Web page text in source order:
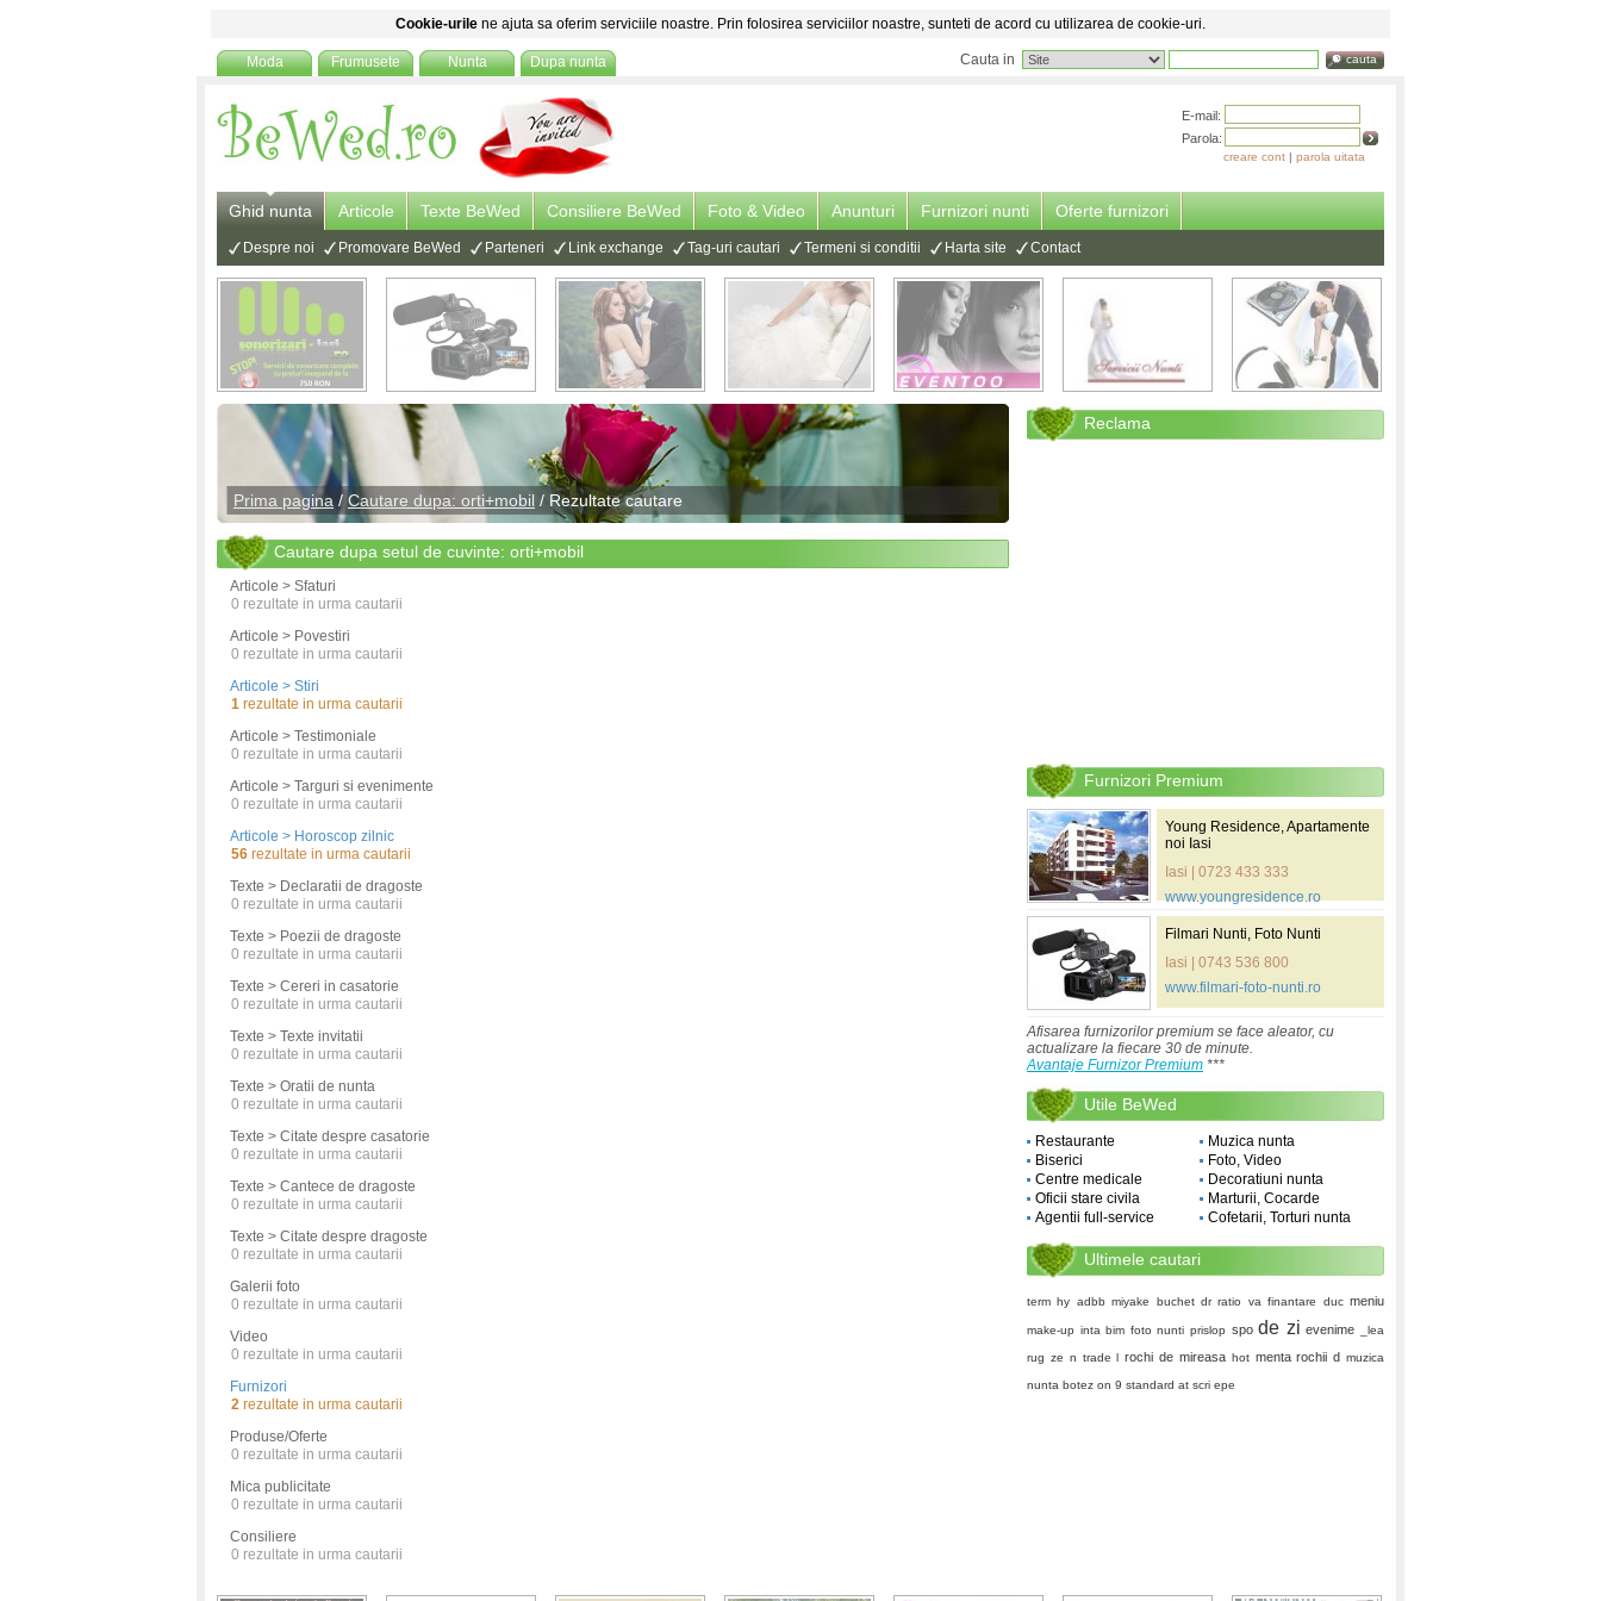
Cookie-urile ne ajuta sa oferim serviciile noastre. Prin folosirea serviciilor noastre, sunteti de acord cu utilizarea de cookie-uri.
Moda Frumusete Nunta Dupa nunta Cauta in cauta
E-mail:
Parola:
creare cont | parola uitata
Ghid nunta Articole Texte BeWed Consiliere BeWed Foto & Video Anunturi Furnizori nunti Oferte furnizori
Despre noi Promovare BeWed Parteneri Link exchange Tag-uri cautari Termeni si conditii Harta site Contact
Prima pagina / Cautare dupa: orti+mobil / Rezultate cautare
Cautare dupa setul de cuvinte: orti+mobil
Articole > Sfaturi
0 rezultate in urma cautarii
Articole > Povestiri
0 rezultate in urma cautarii
Articole > Stiri
1 rezultate in urma cautarii
Articole > Testimoniale
0 rezultate in urma cautarii
Articole > Targuri si evenimente
0 rezultate in urma cautarii
Articole > Horoscop zilnic
56 rezultate in urma cautarii
Texte > Declaratii de dragoste
0 rezultate in urma cautarii
Texte > Poezii de dragoste
0 rezultate in urma cautarii
Texte > Cereri in casatorie
0 rezultate in urma cautarii
Texte > Texte invitatii
0 rezultate in urma cautarii
Texte > Oratii de nunta
0 rezultate in urma cautarii
Texte > Citate despre casatorie
0 rezultate in urma cautarii
Texte > Cantece de dragoste
0 rezultate in urma cautarii
Texte > Citate despre dragoste
0 rezultate in urma cautarii
Galerii foto
0 rezultate in urma cautarii
Video
0 rezultate in urma cautarii
Furnizori
2 rezultate in urma cautarii
Produse/Oferte
0 rezultate in urma cautarii
Mica publicitate
0 rezultate in urma cautarii
Consiliere
0 rezultate in urma cautarii
Reclama
Furnizori Premium
Young Residence, Apartamente
noi Iasi
Iasi | 0723 433 333
www.youngresidence.ro
Filmari Nunti, Foto Nunti
Iasi | 0743 536 800
www.filmari-foto-nunti.ro
Afisarea furnizorilor premium se face aleator, cu
actualizare la fiecare 30 de minute.
Avantaje Furnizor Premium ***
Utile BeWed
Restaurante
Biserici
Centre medicale
Oficii stare civila
Agentii full-service
Muzica nunta
Foto, Video
Decoratiuni nunta
Marturii, Cocarde
Cofetarii, Torturi nunta
Ultimele cautari
term hy adbb miyake buchet dr ratio va finantare duc meniu
make-up inta bim foto nunti prislop spo de zi evenime _lea
rug ze n trade l rochi de mireasa hot menta rochii d muzica
nunta botez on 9 standard at scri epe